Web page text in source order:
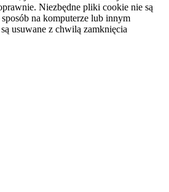
Niezbędne pliki cookie nie są
na komputerze lub innym
usuwane z chwilą zamknięcia